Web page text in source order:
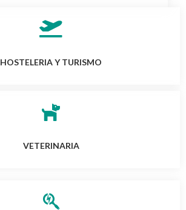
HOSTELERIA Y TURISMO
VETERINARIA